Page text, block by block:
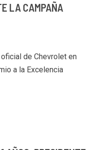
LA CAMPAÑA
de Chevrolet en
a la Excelencia